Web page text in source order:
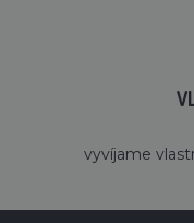
vyvíjame